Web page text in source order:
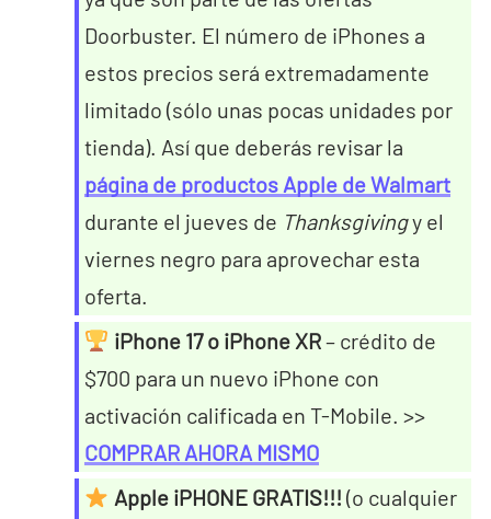
Doorbuster. El número de iPhones a
estos precios será extremadamente
limitado (sólo unas pocas unidades por
tienda). Así que deberás revisar la
página de productos Apple de Walmart
durante el jueves de Thanksgivingy el
viernes negro para aprovechar esta
oferta.
iPhone 17 o iPhone XR– crédito de
$700 para un nuevo iPhone con
activación calificada en T-Mobile. >>
COMPRAR AHORA MISMO
Apple iPHONE GRATIS!!! (o cualquier